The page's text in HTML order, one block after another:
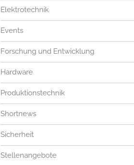
Elektrotechnik
Events
Forschung und Entwicklung
Hardware
Produktionstechnik
Shortnews
Sicherheit
Stellenangebote